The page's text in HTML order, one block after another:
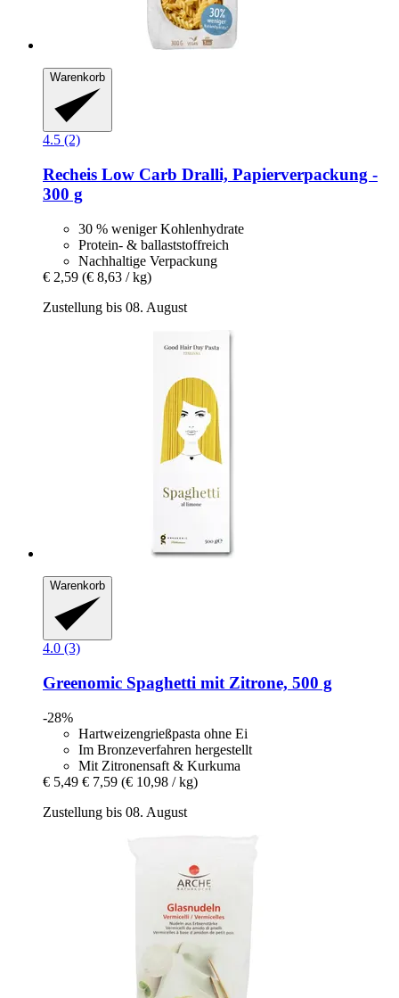
Warenkorb
4.5 (2)
Recheis Low Carb Dralli, Papierverpackung -​
300 g
30 % weniger Kohlenhydrate
Protein- & ballaststoffreich
Nachhaltige Verpackung
€ 2,59 (€ 8,63 / kg)
Zustellung bis 08. August
Warenkorb
4.0 (3)
Greenomic Spaghetti mit Zitrone, 500 g
-28%
Hartweizengrießpasta ohne Ei
Im Bronzeverfahren hergestellt
Mit Zitronensaft & Kurkuma
€ 5,49 € 7,59 (€ 10,98 / kg)
Zustellung bis 08. August